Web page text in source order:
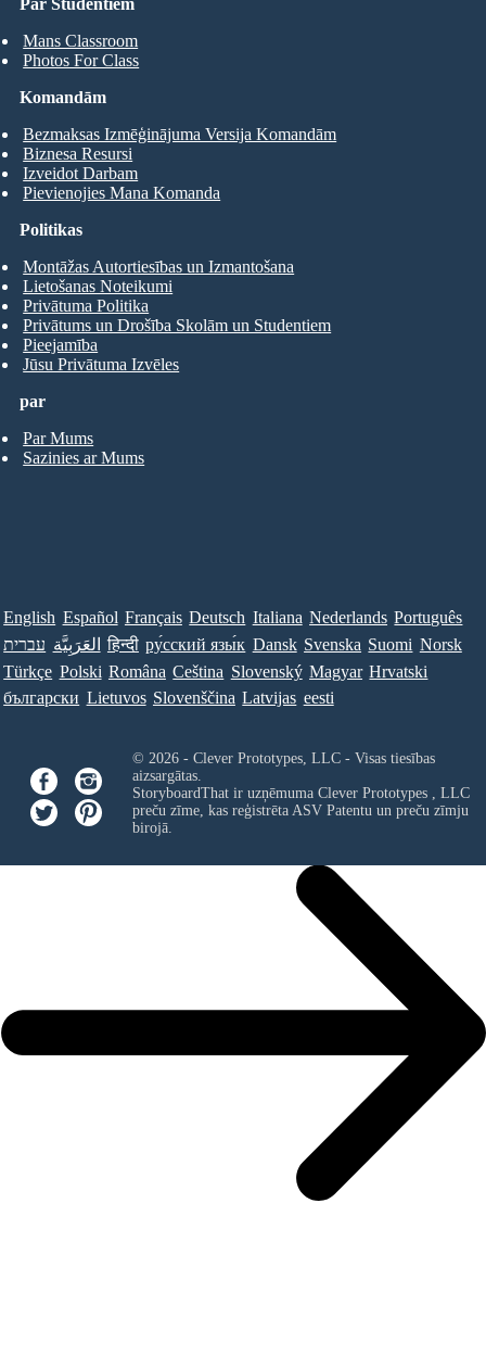
Mans Classroom
Photos For Class
Komandām
Bezmaksas Izmēģinājuma Versija Komandām
Biznesa Resursi
Izveidot Darbam
Pievienojies Mana Komanda
par
Par Mums
Sazinies ar Mums
Politikas
Montāžas Autortiesības un Izmantošana
Lietošanas Noteikumi
Privātuma Politika
Privātums un Drošība Skolām un Studentiem
Pieejamība
Jūsu Privātuma Izvēles
English Español Français Deutsch Italiana Nederlands Português
עברית العَرَبِيَّة हिन्दी ру́сский язы́к Dansk Svenska Suomi Norsk
Türkçe Polski Româna Ceština Slovenský Magyar Hrvatski
български Lietuvos Slovenščina Latvijas eesti
© 2026 - Clever Prototypes, LLC - Visas tiesības
aizsargātas.
StoryboardThat ir uzņēmuma Clever Prototypes , LLC
preču zīme, kas reģistrēta ASV Patentu un preču zīmju
birojā.